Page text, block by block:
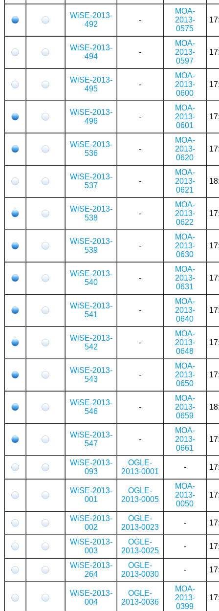
WiSE-2013-
492
-
MOA-
2013-
0575
WiSE-2013-
494
-
MOA-
2013-
0597
WiSE-2013-
495
-
MOA-
2013-
0600
WiSE-2013-
496
-
MOA-
2013-
0601
WiSE-2013-
536
-
MOA-
2013-
0620
WiSE-2013-
537
-
MOA-
2013-
0621
WiSE-2013-
538
-
MOA-
2013-
0622
WiSE-2013-
539
-
MOA-
2013-
0630
WiSE-2013-
540
-
MOA-
2013-
0631
WiSE-2013-
541
-
MOA-
2013-
0640
WiSE-2013-
542
-
MOA-
2013-
0648
WiSE-2013-
543
-
MOA-
2013-
0650
WiSE-2013-
546
-
MOA-
2013-
0659
WiSE-2013-
547
-
MOA-
2013-
0661
WiSE-2013-
093
OGLE-
2013-0001
-
WiSE-2013-
001
OGLE-
2013-0005
MOA-
2013-
0050
WiSE-2013-
002
OGLE-
2013-0023
-
WiSE-2013-
003
OGLE-
2013-0025
-
WiSE-2013-
264
OGLE-
2013-0030
-
WiSE-2013-
004
OGLE-
2013-0036
MOA-
2013-
0399